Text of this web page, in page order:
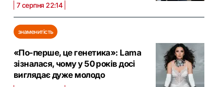
7 серпня 22:14
знаменитість
«По-перше, це генетика»: Lama
зізналася, чому у 50 років досі
виглядає дуже молодо